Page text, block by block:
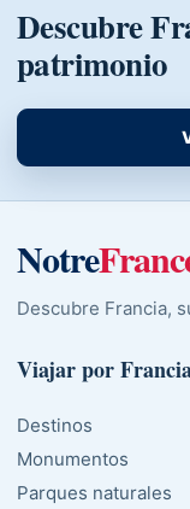
Descubre
patrimonio
Notre
Descubre Francia,
Viajar por
Destinos
Monumentos
Parques naturales